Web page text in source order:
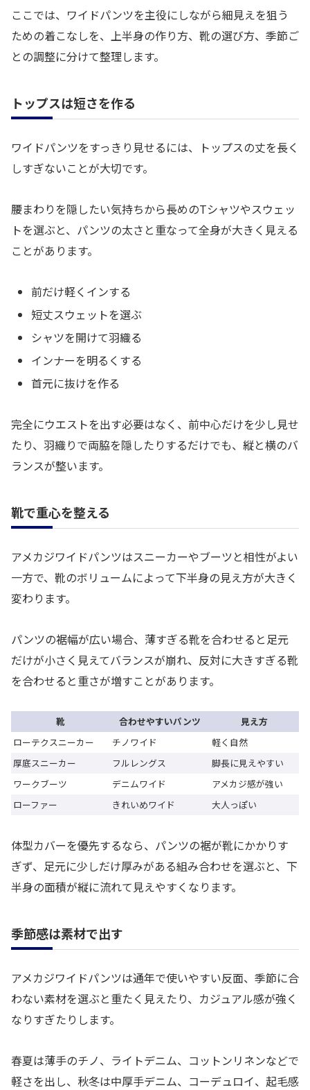
ここでは、ワイドパンツを主役にしながら細見えを狙う
ための着こなしを、上半身の作り方、靴の選び方、季節ご
との調整に分けて整理します。
トップスは短さを作る
ワイドパンツをすっきり見せるには、トップスの丈を長く
しすぎないことが大切です。
腰まわりを隠したい気持ちから長めのTシャツやスウェッ
トを選ぶと、パンツの太さと重なって全身が大きく見える
ことがあります。
前だけ軽くインする
短丈スウェットを選ぶ
シャツを開けて羽織る
インナーを明るくする
首元に抜けを作る
完全にウエストを出す必要はなく、前中心だけを少し見せ
たり、羽織りで両脇を隠したりするだけでも、縦と横のバ
ランスが整います。
靴で重心を整える
アメカジワイドパンツはスニーカーやブーツと相性がよい
一方で、靴のボリュームによって下半身の見え方が大きく
変わります。
パンツの裾幅が広い場合、薄すぎる靴を合わせると足元
だけが小さく見えてバランスが崩れ、反対に大きすぎる靴
を合わせると重さが増すことがあります。
靴 合わせやすいパンツ
見え方
ローテクスニーカー
チノワイド
軽く自然
厚底スニーカー
フルレングス
脚長に見えやすい
ワークブーツ
デニムワイド
アメカジ感が強い
ローファー
きれいめワイド 大人っぽい
体型カバーを優先するなら、パンツの裾が靴にかかりす
ぎず、足元に少しだけ厚みがある組み合わせを選ぶと、下
半身の面積が縦に流れて見えやすくなります。
季節感は素材で出す
アメカジワイドパンツは通年で使いやすい反面、季節に合
わない素材を選ぶと重たく見えたり、カジュアル感が強く
なりすぎたりします。
春夏は薄手のチノ、ライトデニム、コットンリネンなどで
軽さを出し、秋冬は中厚手デニム、コーデュロイ、起毛感